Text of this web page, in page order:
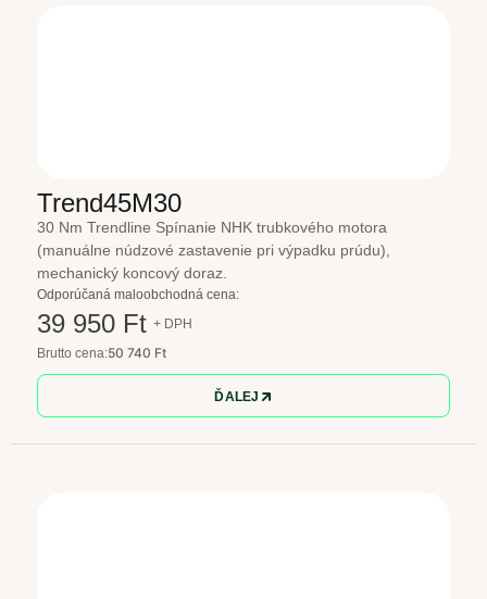
Trend45M30
30 Nm Trendline Spínanie NHK trubkového motora
(manuálne núdzové zastavenie pri výpadku prúdu),
mechanický koncový doraz.
Odporúčaná maloobchodná cena:
39 950 Ft + DPH
Brutto cena:50 740 Ft
ĎALEJ